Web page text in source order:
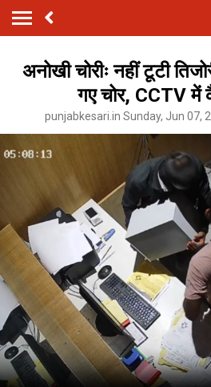
अनोखी चोरीः नहीं टूटी
गए चोर, CCTV में
punjabkesari.in Sunday, Jun 07,